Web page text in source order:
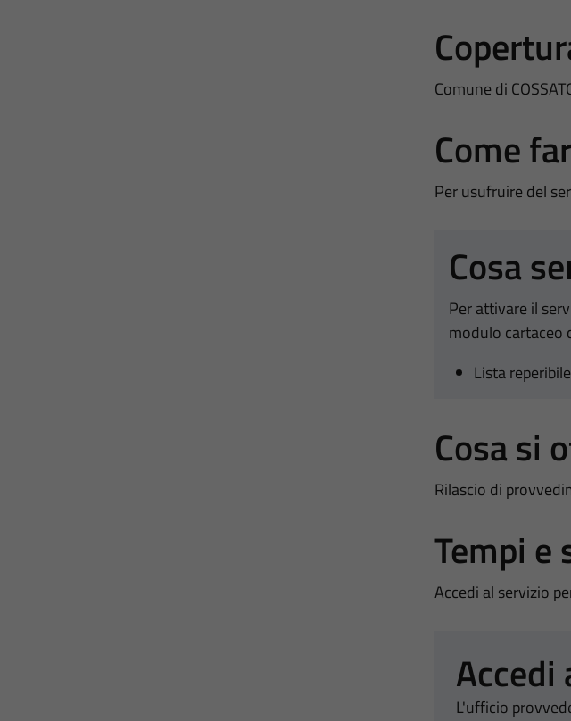
Comune di
Come
Per usufruire del
Cosa
Per attivare il
modulo cartaceo
Lista
Cosa si
Rilascio di
Tempi e
Accedi al servizio
Accedi
L'ufficio